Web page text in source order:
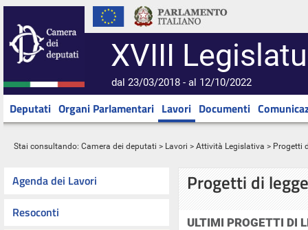
XVIII
dal 23/03/2018 - al 12/10/2022
Deputati Organi Parlamentari Lavori Documenti
Stai consultando: Camera dei deputati > Lavori > Attività Legislativa > Progetti
Agenda dei Lavori
Resoconti
Progetti di legge
ULTIMI PROGETTI DI